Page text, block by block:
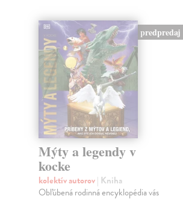
predpredaj
Mýty a legendy v
kocke
kolektív autorov| Kniha
Obľúbená rodinná encyklopédia vás